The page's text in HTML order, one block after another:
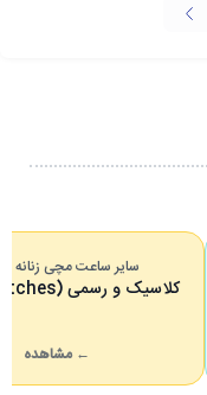
سایر ساعت مچی زنانه با
کلاسیک و رسمی (Dress Watches)
← مشاهده